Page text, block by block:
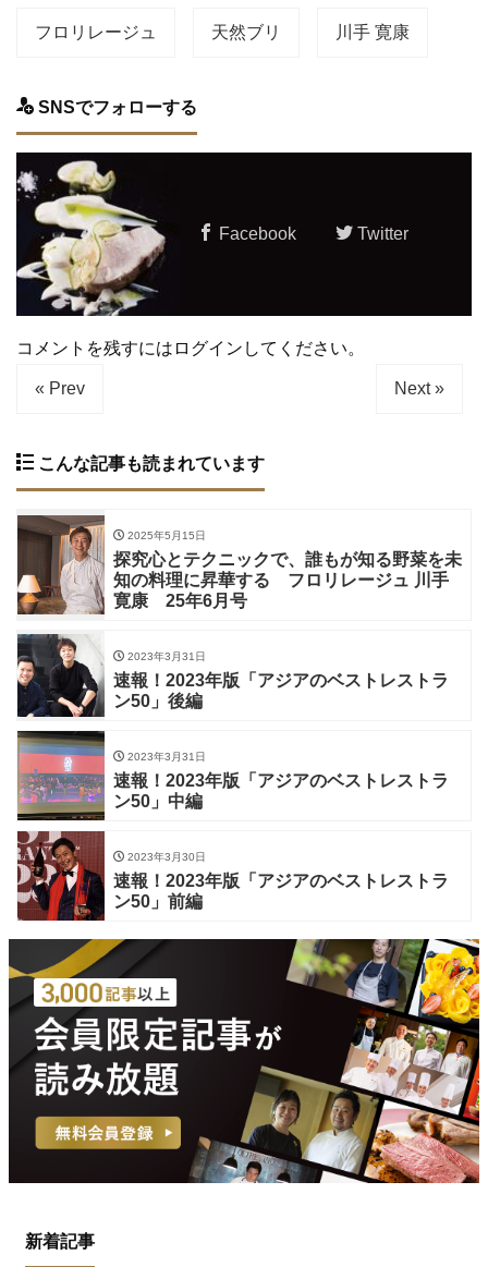
フロリレージュ 天然ブリ 川手 寛康
SNSでフォローする
Facebook Twitter
コメントを残すにはログインしてください。
« Prev Next »
こんな記事も読まれています
2025年5月15日
探究心とテクニックで、誰もが知る野菜を未
知の料理に昇華する フロリレージュ 川手
寛康 25年6月号
2023年3月31日
速報！2023年版「アジアのベストレストラ
ン50」後編
2023年3月31日
速報！2023年版「アジアのベストレストラ
ン50」中編
2023年3月30日
速報！2023年版「アジアのベストレストラ
ン50」前編
新着記事